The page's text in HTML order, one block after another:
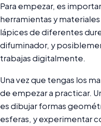
Para empezar, es
herramientas y
lápices de diferentes
difuminador, y
trabajas digitalmente.
Una vez que tengas los
de empezar a practicar.
es dibujar formas
esferas, y experimentar